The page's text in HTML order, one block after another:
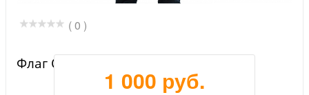
( 0 )
Флаг Северного флота ВМФ
1 000 руб.